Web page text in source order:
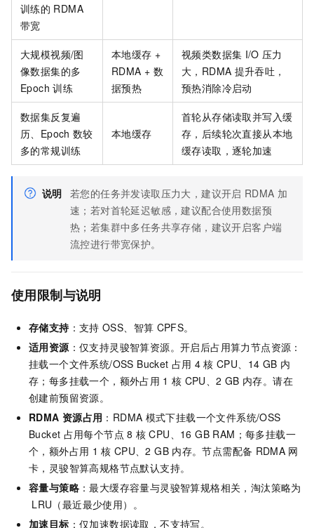
训练的 RDMA
带宽
大规模视频/图
像数据集的多
Epoch 训练
本地缓存 +
RDMA + 数
据预热
视频类数据集 I/O 压力
大，RDMA 提升吞吐，
预热消除冷启动
数据集反复遍
历、Epoch 数较
多的常规训练
本地缓存
首轮从存储读取并写入缓
存，后续轮次直接从本地
缓存读取，逐轮加速
说明 若您的任务并发读取压力大，建议开启 RDMA 加
速；若对首轮延迟敏感，建议配合使用数据预
热；若集群中多任务共享存储，建议开启客户端
流控进行带宽保护。
使用限制与说明
存储支持：支持 OSS、智算 CPFS。
适用资源：仅支持灵骏智算资源。开启后占用算力节点资源：
挂载一个文件系统/OSS Bucket 占用 4 核 CPU、14 GB 内
存；每多挂载一个，额外占用 1 核 CPU、2 GB 内存。请在
创建前预留资源。
RDMA 资源占用 ：RDMA 模式下挂载一个文件系统/OSS
Bucket 占用每个节点 8 核 CPU、16 GB RAM；每多挂载一
个，额外占用 1 核 CPU、2 GB 内存。节点需配备 RDMA 网
卡，灵骏智算高规格节点默认支持。
容量与策略 ：最大缓存容量与灵骏智算规格相关，淘汰策略为
LRU（最近最少使用）。
加速目标 ：仅加速数据读取，不支持写。